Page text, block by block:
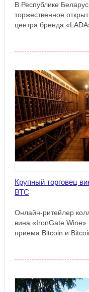
В Республике
торжественное
центра бренда
Крупный торговец
ВТС
Онлайн-ритейлер
вина
приема Bitcoin и